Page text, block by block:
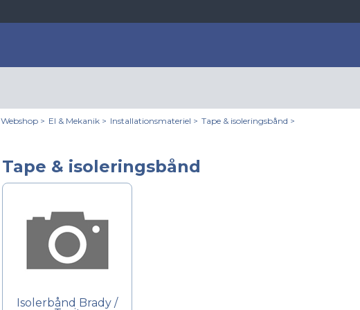
Webshop > El & Mekanik > Installationsmateriel > Tape & isoleringsbånd >
Tape & isoleringsbånd
Isolerbånd Brady /